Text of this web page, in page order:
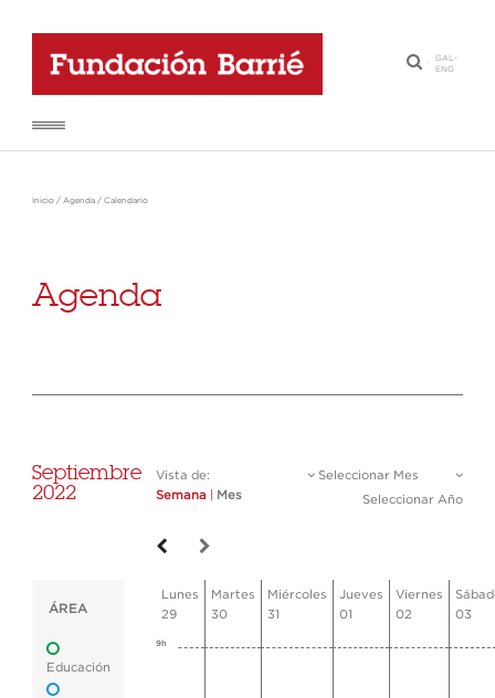
·
GAL-
ENG
Inicio / Agenda / Calendario
Agenda
Septiembre
2022
Vista de:
Semana
Mes
Seleccionar Mes
Seleccionar Año
ÁREA
Educación
Lunes
29
Martes
30
Miércoles
31
Jueves
01
Viernes
02
03
9h